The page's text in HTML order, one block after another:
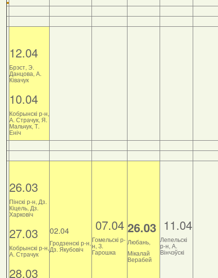
12.04
Брэст, Э.
Данцова, А.
Ківачук
10.04
Кобрынскі р-н,
А. Страчук, Я.
Мальчук, Т.
Еніч
26.03
Пінскі р-н, Дз.
Кіцель, Дз.
Харковіч
27.03
Кобрынскі р-н,
А. Страчук
28.03
02.04
Гродзенскі р-н,
Дз. Якубовіч
07.04
Гомельскі р-
н, З.
Гарошка
26.03
Любань,
Мікалай
Верабей
11.04
Лепельскі
р-н, А.
Вінчэўскі